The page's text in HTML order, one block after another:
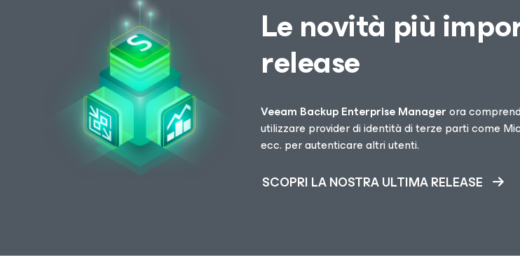
Le novità più
release
Veeam Backup Enterprise Managerora
utilizzare provider di identità di terze parti come
ecc. per autenticare altri utenti.
SCOPRI LA NOSTRA ULTIMA RELEASE